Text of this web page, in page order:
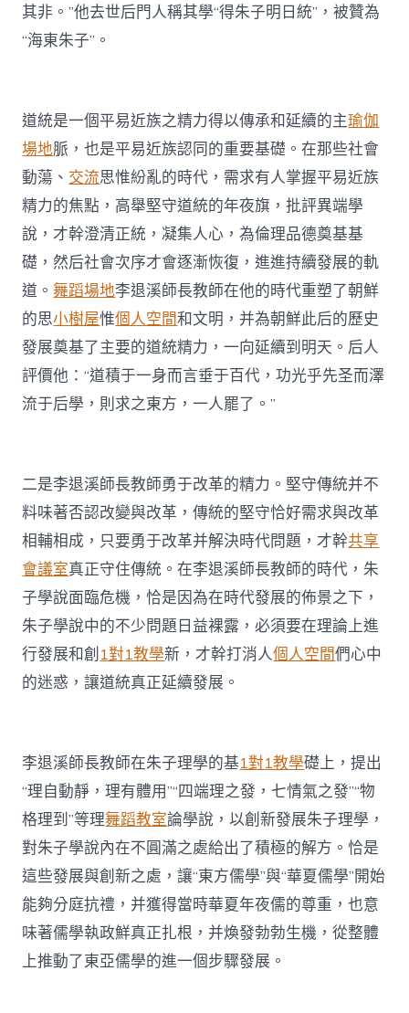
其非。”他去世后門人稱其學“得朱子明日統”，被贊為
“海東朱子”。
道統是一個平易近族之精力得以傳承和延續的主瑜伽
場地脈，也是平易近族認同的重要基礎。在那些社會
動蕩、 交流思惟紛亂的時代，需求有人掌握平易近族
精力的焦點，高舉堅守道統的年夜旗，批評異端學
說，才幹澄清正統，凝集人心，為倫理品德奠基基
礎，然后社會次序才會逐漸恢復，進進持續發展的軌
道。舞蹈場地李退溪師長教師在他的時代重塑了朝鮮
的思小樹屋惟個人空間和文明，并為朝鮮此后的歷史
發展奠基了主要的道統精力，一向延續到明天。后人
評價他：“道積于一身而言垂于百代，功光乎先圣而澤
流于后學，則求之東方，一人罷了。”
二是李退溪師長教師勇于改革的精力。堅守傳統并不
料味著否認改變與改革，傳統的堅守恰好需求與改革
相輔相成，只要勇于改革并解決時代問題，才幹共享
會議室真正守住傳統。在李退溪師長教師的時代，朱
子學說面臨危機，恰是因為在時代發展的佈景之下，
朱子學說中的不少問題日益裸露，必須要在理論上進
行發展和創 1對1教學新，才幹打消人個人空間們心中
的迷惑，讓道統真正延續發展。
李退溪師長教師在朱子理學的基1對1教學礎上，提出
“理自動靜，理有體用”“四端理之發，七情氣之發”“物
格理到”等理舞蹈教室論學說，以創新發展朱子理學，
對朱子學說內在不圓滿之處給出了積極的解方。恰是
這些發展與創新之處，讓“東方儒學”與“華夏儒學”開始
能夠分庭抗禮，并獲得當時華夏年夜儒的尊重，也意
味著儒學執政鮮真正扎根，并煥發勃勃生機，從整體
上推動了東亞儒學的進一個步驟發展。